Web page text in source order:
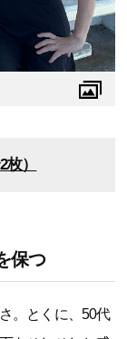
）
保つ
。とくに、50代